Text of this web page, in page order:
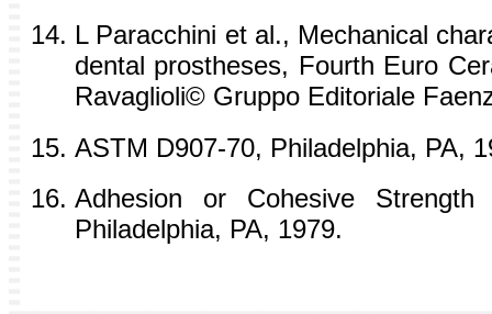
L Paracchini et al., Mechanical
dental prostheses, Fourth Euro
Ravaglioli© Gruppo Editoriale
ASTM D907-70, Philadelphia, PA,
Adhesion or Cohesive
Philadelphia, PA, 1979.